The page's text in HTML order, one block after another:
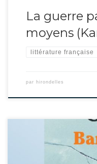
La guerre
moyens
littérature française
par hirondelles